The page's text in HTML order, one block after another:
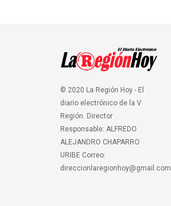
© 2020 La Región Hoy - El
diario electrónico de la V
Región. Director
Responsable: ALFREDO
ALEJANDRO CHAPARRO
URIBE Correo:
direccionlaregionhoy@gmail.com